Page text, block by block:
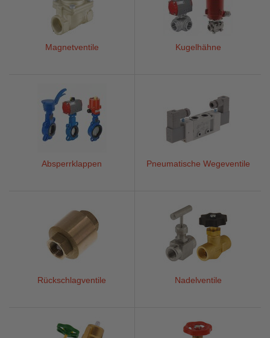
Magnetventile Kugelhähne
Absperrklappen Pneumatische Wegeventile
Rückschlagventile Nadelventile